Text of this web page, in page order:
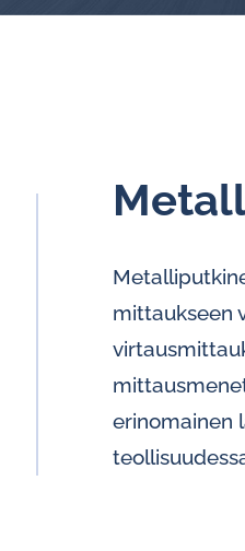
ja
mittaukseen
erinomainen